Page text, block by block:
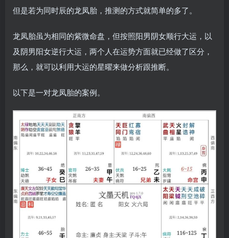
但是若为同时辰的龙凤胎，推测的方式就简单的多了。
龙凤胎虽为相同的紫微命盘，但按照阳男阴女顺行大运，以
及阴男阳女逆行大运，两个人在运势方面就已经做了区分，
那么，就可以利用大运的星曜来做分析跟推断。
以下是一对龙凤胎的案例。